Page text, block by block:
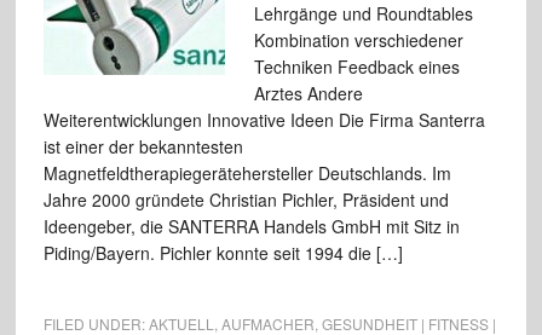
Lehrgänge und Roundtables
Kombination verschiedener
Techniken Feedback eines
Arztes Andere
Weiterentwicklungen Innovative Ideen Die Firma Santerra
ist einer der bekanntesten
Magnetfeldtherapiegerätehersteller Deutschlands. Im
Jahre 2000 gründete Christian Pichler, Präsident und
Ideengeber, die SANTERRA Handels GmbH mit Sitz in
Piding/Bayern. Pichler konnte seit 1994 die […]
FILED UNDER:AKTUELL AUFMACHER GESUNDHEIT | FITNESS |